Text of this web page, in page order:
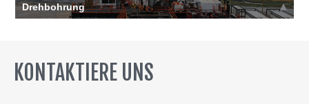
Drehbohrung
KONTAKTIERE UNS